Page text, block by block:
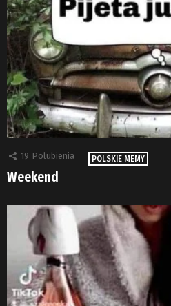
19 Polubienia POLSKIE MEMY
Weekend